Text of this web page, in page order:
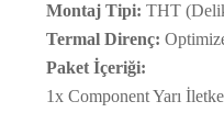
Montaj Tipi: THT
Termal Direnç:
Paket İçeriği:
1x Component Yarı